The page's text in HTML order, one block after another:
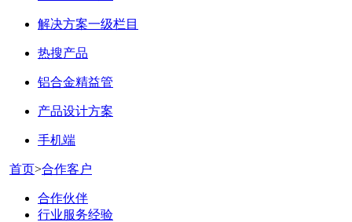
解决方案一级栏目
热搜产品
铝合金精益管
产品设计方案
手机端
首页>合作客户
合作伙伴
行业服务经验